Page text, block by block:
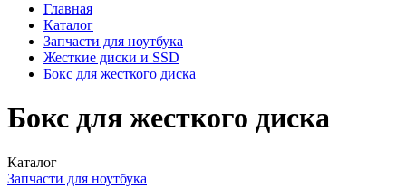
Главная
Каталог
Запчасти для ноутбука
Жесткие диски и SSD
Бокс для жесткого диска
Бокс для жесткого диска
Каталог
Запчасти для ноутбука